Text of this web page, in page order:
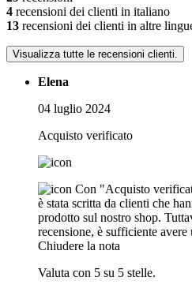
4 recensioni dei clienti in italiano
13 recensioni dei clienti in altre
Visualizza tutte le recensioni clienti.
Elena
04 luglio 2024
Acquisto verificato
Con "Acquisto
è stata scritta da clienti che
prodotto sul nostro shop.
recensione, è sufficiente
Chiudere la nota
Valuta con 5 su 5 stelle.